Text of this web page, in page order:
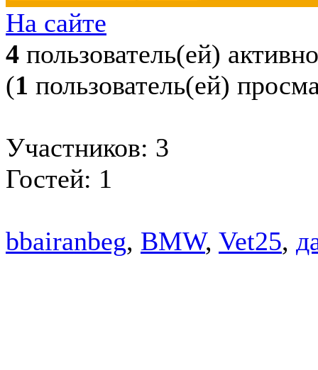
На сайте
4 пользователь(ей) активно
(1 пользователь(ей)
Участников: 3
Гостей: 1
bbairanbeg, BMW, Vet25,